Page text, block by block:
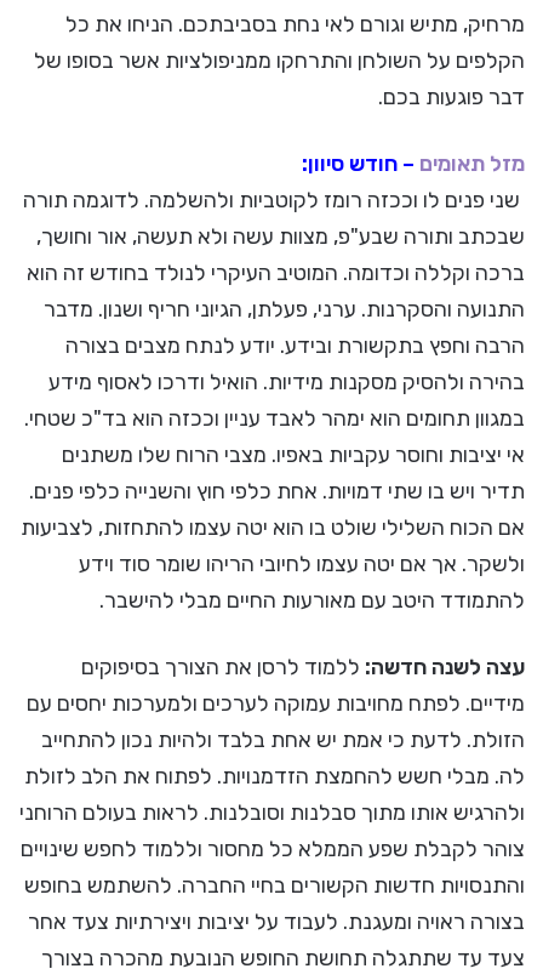
מרחיק, מתיש וגורם לאי נחת בסביבתכם. הניחו את כל
הקלפים על השולחן והתרחקו ממניפולציות אשר בסופו של
דבר פוגעות בכם.
מזל תאומים – חודש סיוון:
שני פנים לו וככזה רומז לקוטביות ולהשלמה. לדוגמה תורה
שבכתב ותורה שבע"פ, מצוות עשה ולא תעשה, אור וחושך,
ברכה וקללה וכדומה. המוטיב העיקרי לנולד בחודש זה הוא
התנועה והסקרנות. ערני, פעלתן, הגיוני חריף ושנון. מדבר
הרבה וחפץ בתקשורת ובידע. יודע לנתח מצבים בצורה
בהירה ולהסיק מסקנות מידיות. הואיל ודרכו לאסוף מידע
במגוון תחומים הוא ימהר לאבד עניין וככזה הוא בד"כ שטחי.
אי יציבות וחוסר עקביות באפיו. מצבי הרוח שלו משתנים
תדיר ויש בו שתי דמויות. אחת כלפי חוץ והשנייה כלפי פנים.
אם הכוח השלילי שולט בו הוא יטה עצמו להתחזות, לצביעות
ולשקר. אך אם יטה עצמו לחיובי הריהו שומר סוד וידע
להתמודד היטב עם מאורעות החיים מבלי להישבר.
עצה לשנה חדשה: ללמוד לרסן את הצורך בסיפוקים
מידיים. לפתח מחויבות עמוקה לערכים ולמערכות יחסים עם
הזולת. לדעת כי אמת יש אחת בלבד ולהיות נכון להתחייב
לה. מבלי חשש להחמצת הזדמנויות. לפתוח את הלב לזולת
ולהרגיש אותו מתוך סבלנות וסובלנות. לראות בעולם הרוחני
צוהר לקבלת שפע הממלא כל מחסור וללמוד לחפש שינויים
והתנסויות חדשות הקשורים בחיי החברה. להשתמש בחופש
בצורה ראויה ומעגנת. לעבוד על יציבות ויצירתיות צעד אחר
צעד עד שתתגלה תחושת החופש הנובעת מהכרה בצורך